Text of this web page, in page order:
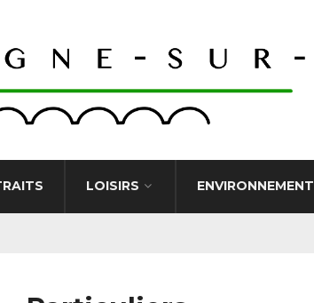
LOISIRS ENVIRONNEMENT